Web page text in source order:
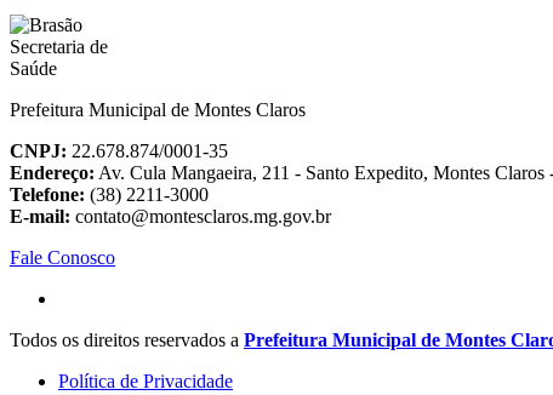
Prefeitura Municipal de Montes Claros
CNPJ: 22.678.874/0001-35
Endereço: Av. Cula Mangaeira, 211 - Santo Expedito, Montes
Telefone: (38) 2211-3000
E-mail: contato@montesclaros.mg.gov.br
Fale Conosco
Todos os direitos reservados a Prefeitura Municipal de Montes
Política de Privacidade